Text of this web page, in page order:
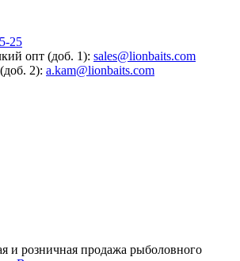
25
опт (доб. 1): sales@lionbaits.com
2): a.kam@lionbaits.com
и розничная продажа рыболовного